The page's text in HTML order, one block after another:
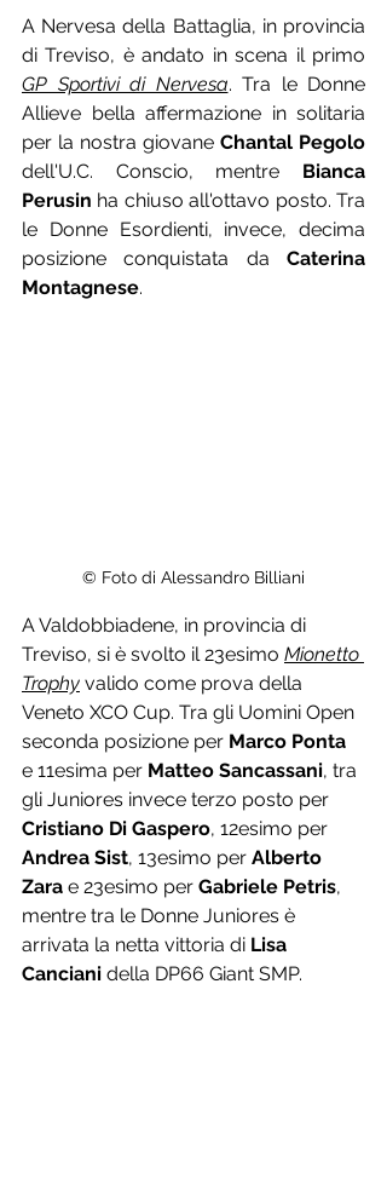
A Nervesa della Battaglia, in provincia
GP Sportivi di Nervesa. Tra le Donne
Allieve bella affermazione in solitaria
per la nostra giovane Chantal Pegolo
dell'U.C. Conscio, mentre Bianca
Perusin ha chiuso all'ottavo posto. Tra
le Donne Esordienti, invece, decima
posizione conquistata da Caterina
Montagnese.
© Foto di Alessandro Billiani
A Valdobbiadene, in provincia di
Treviso, si è svolto il 23esimo Mionetto
Trophy valido come prova della
Veneto XCO Cup. Tra gli Uomini Open
seconda posizione per Marco Ponta
e 11esima per Matteo Sancassani, tra
gli Juniores invece terzo posto per
Cristiano Di Gaspero, 12esimo per
Andrea Sist, 13esimo per Alberto
Zara e 23esimo per Gabriele Petris,
mentre tra le Donne Juniores è
arrivata la netta vittoria di Lisa
Canciani della DP66 Giant SMP.